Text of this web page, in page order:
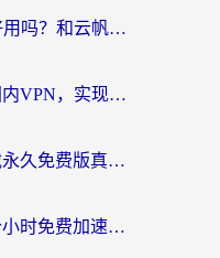
海外党必看：穿梭VPN好用吗？和云帆VPN对比哪个回国效果更好？附真实测评+避坑指南
海外党必看：如何选对国内VPN，实现无缝访问国内资源？
海外党必看：加速器下载永久免费版真的存在吗？教你无缝访问国内资源的正确姿势
海外党自救指南：用一个小时免费加速器，轻松打破国内资源访问壁垒？